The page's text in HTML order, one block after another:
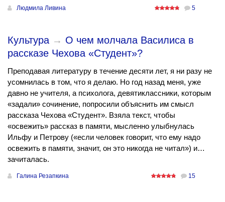
Людмила Ливина 5
Культура → О чем молчала Василиса в
рассказе Чехова «Студент»?
Преподавая литературу в течение десяти лет, я ни разу не
усомнилась в том, что я делаю. Но год назад меня, уже
давно не учителя, а психолога, девятиклассники, которым
«задали» сочинение, попросили объяснить им смысл
рассказа Чехова «Студент». Взяла текст, чтобы
«освежить» рассказ в памяти, мысленно улыбнулась
Ильфу и Петрову («если человек говорит, что ему надо
освежить в памяти, значит, он это никогда не читал») и…
зачиталась.
Галина Резапкина 15